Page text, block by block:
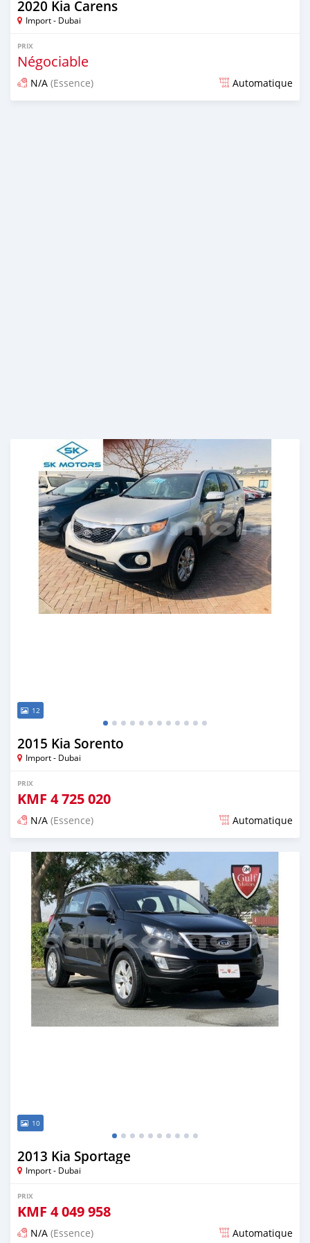
2020 Kia Carens
Import - Dubai
PRIX
Négociable
N/A (Essence) Automatique
12
2015 Kia Sorento
Import - Dubai
PRIX
KMF 4 725 020
N/A (Essence) Automatique
Publié il y a presque 6 ans
10
2013 Kia Sportage
Import - Dubai
PRIX
KMF 4 049 958
N/A (Essence) Automatique